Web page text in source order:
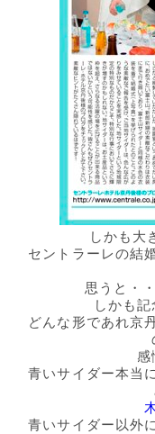
しかも大
セントラーレの結
思うと・
しかも
どんな形であれ京
感
青いサイダー本当
青いサイダー以外